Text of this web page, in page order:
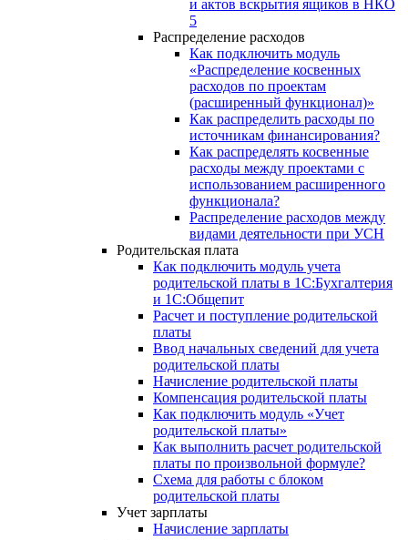
и актов вскрытия ящиков в НКО
5
Распределение расходов
Как подключить модуль
«Распределение косвенных
расходов по проектам
(расширенный функционал)»
Как распределить расходы по
источникам финансирования?
Как распределять косвенные
расходы между проектами с
использованием расширенного
функционала?
Распределение расходов между
видами деятельности при УСН
Родительская плата
Как подключить модуль учета
родительской платы в 1С:Бухгалтерия
и 1С:Общепит
Расчет и поступление родительской
платы
Ввод начальных сведений для учета
родительской платы
Начисление родительской платы
Компенсация родительской платы
Как подключить модуль «Учет
родительской платы»
Как выполнить расчет родительской
платы по произвольной формуле?
Схема для работы с блоком
родительской платы
Учет зарплаты
Начисление зарплаты